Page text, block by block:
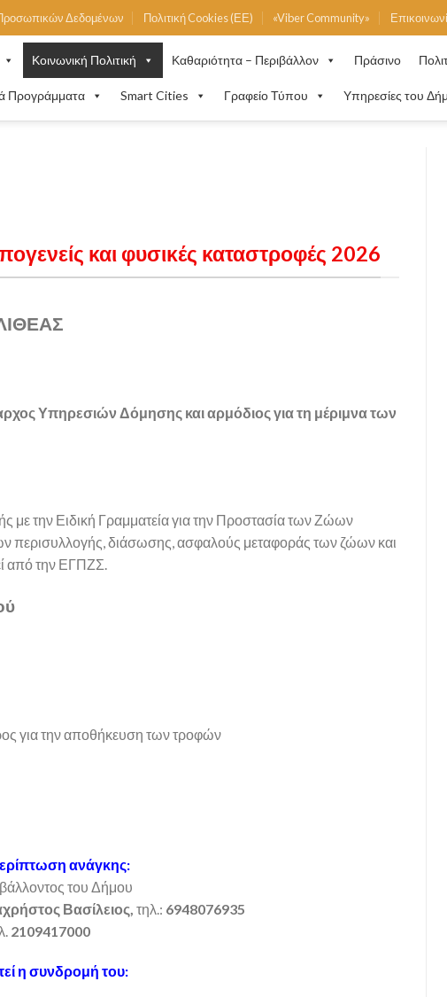
Δεδομένων Πολιτική Cookies (ΕΕ) «Viber Community»
Κοινωνική Πολιτική Καθαριότητα – Περιβάλλον Πράσινο
Προγράμματα Smart Cities Γραφείο Τύπου Υπηρεσίες του
και φυσικές καταστροφές 2026
Υπηρεσιών Δόμησης και αρμόδιος για τη μέριμνα των
με την Ειδική Γραμματεία για την Προστασία των Ζώων
περισυλλογής, διάσωσης, ασφαλούς μεταφοράς των ζώων και
από την ΕΓΠΖΣ.
για την αποθήκευση των τροφών
ανάγκης:
του Δήμου
Βασίλειος, τηλ.: 6948076935
2109417000
η συνδρομή του: